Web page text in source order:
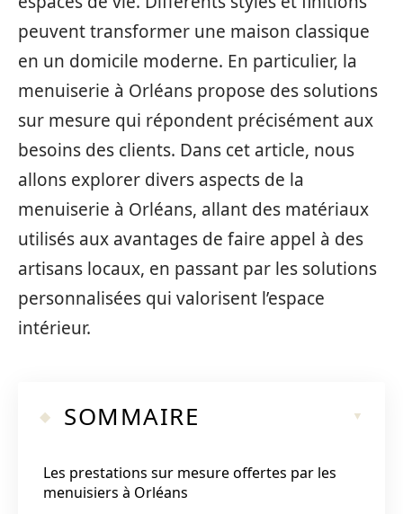
peuvent transformer une maison classique
en un domicile moderne. En particulier, la
menuiserie à Orléans propose des solutions
sur mesure qui répondent précisément aux
besoins des clients. Dans cet article, nous
allons explorer divers aspects de la
menuiserie à Orléans, allant des matériaux
utilisés aux avantages de faire appel à des
artisans locaux, en passant par les solutions
personnalisées qui valorisent l’espace
intérieur.
SOMMAIRE
Les prestations sur mesure offertes par les
menuisiers à Orléans